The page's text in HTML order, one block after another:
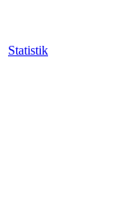
Statistik